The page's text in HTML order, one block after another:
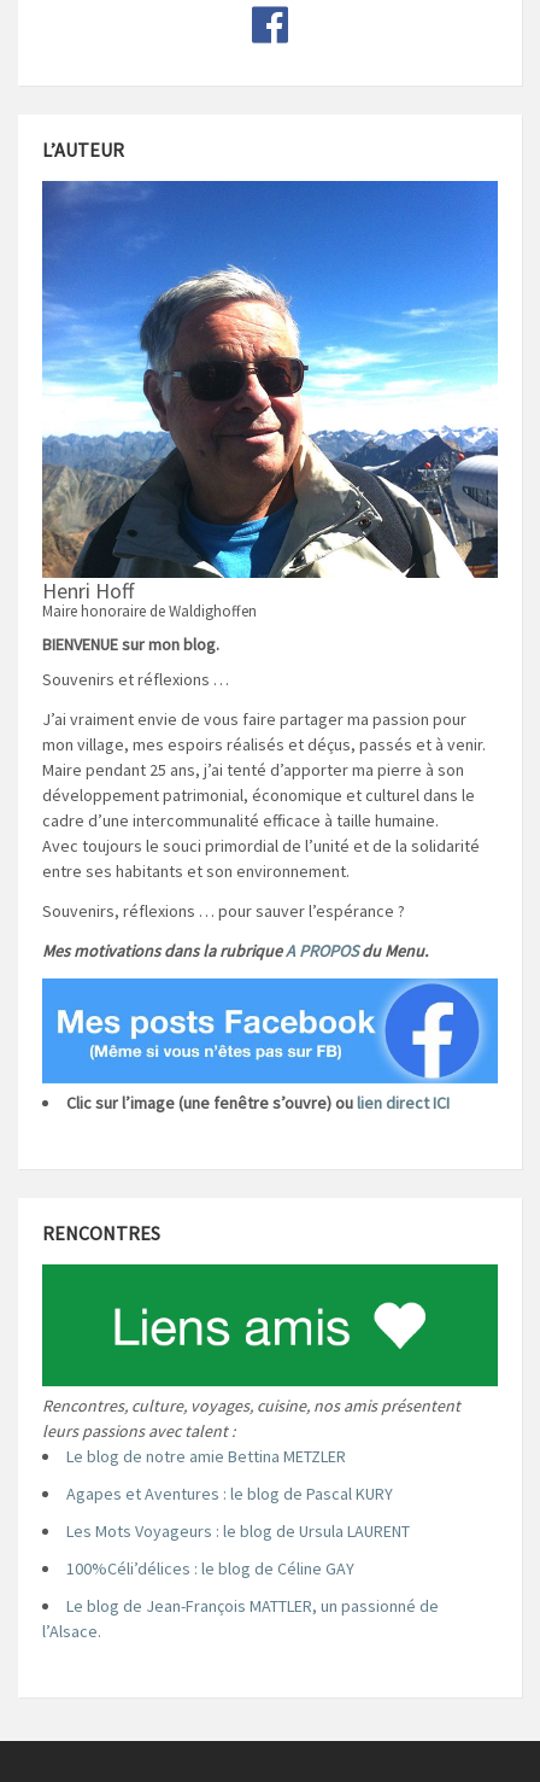
L’AUTEUR
Henri Hoff
Maire honoraire de Waldighoffen
BIENVENUE sur mon blog.
Souvenirs et réflexions …
J’ai vraiment envie de vous faire partager ma passion pour
mon village, mes espoirs réalisés et déçus, passés et à venir.
Maire pendant 25 ans, j’ai tenté d’apporter ma pierre à son
développement patrimonial, économique et culturel dans le
cadre d’une intercommunalité efficace à taille humaine.
Avec toujours le souci primordial de l’unité et de la solidarité
entre ses habitants et son environnement.
Souvenirs, réflexions … pour sauver l’espérance ?
Mes motivations dans la rubriqueA PROPOSdu Menu.
Clic sur l’image (une fenêtre s’ouvre) oulien direct ICI
RENCONTRES
Rencontres, culture, voyages, cuisine, nos amis présentent
leurs passions avec talent :
Le blog de notre amie Bettina METZLER
Agapes et Aventures : le blog de Pascal KURY
Les Mots Voyageurs : le blog de Ursula LAURENT
100%Céli’délices : le blog de Céline GAY
Le blog de Jean-François MATTLER, un passionné de
l’Alsace.